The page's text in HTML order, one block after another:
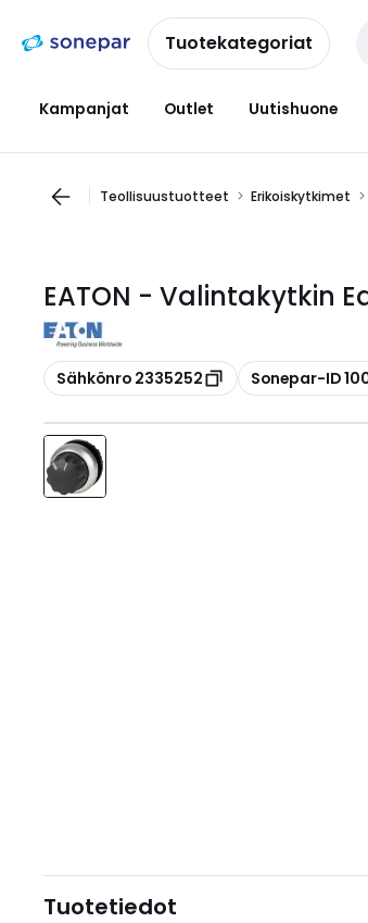
navigointiinsisältöönTuotekategoriat
Kampanjat Outlet Uutishuone
Teollisuustuotteet Erikoiskytkimet
EATON - Valintakytkin
Kopioi
Sähkönro 2335252 Kopioi
Sonepar-ID
Tuotetiedot